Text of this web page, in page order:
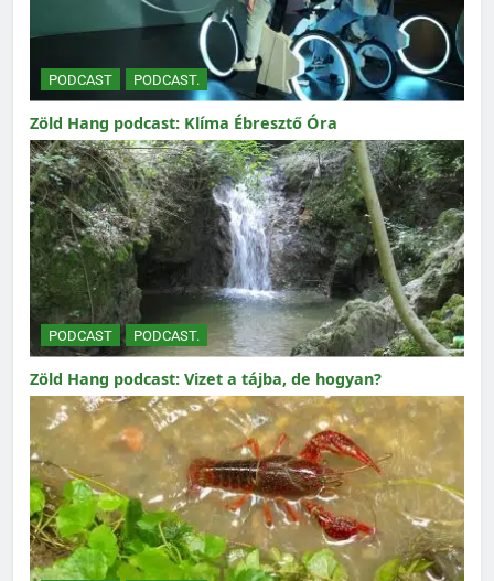
PODCAST PODCAST.
Zöld Hang podcast: Klíma Ébresztő Óra
PODCAST PODCAST.
Zöld Hang podcast: Vizet a tájba, de hogyan?